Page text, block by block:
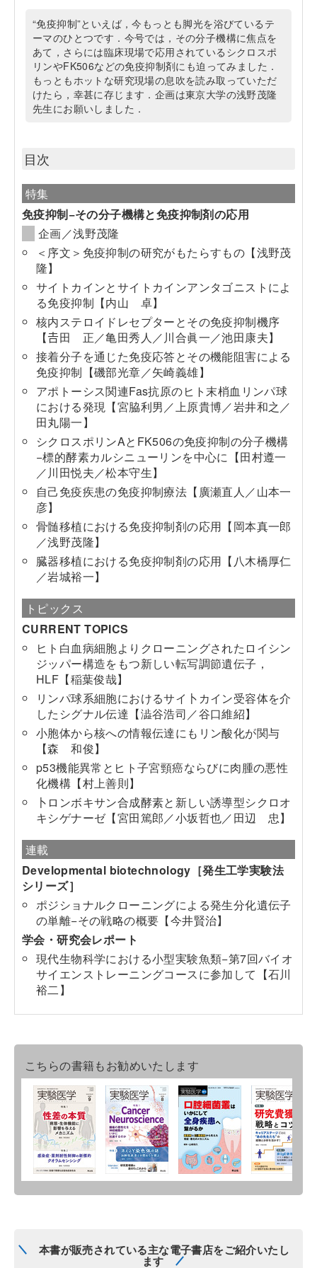
“免疫抑制”といえば，今もっとも脚光を浴びているテ
ーマのひとつです．今号では，その分子機構に焦点を
あて，さらには臨床現場で応用されているシクロスポ
リンやFK506などの免疫抑制剤にも迫ってみました．
もっともホットな研究現場の息吹を読み取っていただ
けたら，幸甚に存じます．企画は東京大学の浅野茂隆
先生にお願いしました．
目次
特集
免疫抑制−その分子機構と免疫抑制剤の応用
企画／浅野茂隆
＜序文＞免疫抑制の研究がもたらすもの【浅野茂
隆】
サイトカインとサイトカインアンタゴニストによ
る免疫抑制【内山 卓】
核内ステロイドレセプターとその免疫抑制機序
【𠮷田 正／亀田秀人／川合眞一／池田康夫】
接着分子を通じた免疫応答とその機能阻害による
免疫抑制【磯部光章／矢崎義雄】
アポトーシス関連Fas抗原のヒト末梢血リンパ球
における発現【宮脇利男／上原貴博／岩井和之／
田丸陽一】
シクロスポリンAとFK506の免疫抑制の分子機構
−標的酵素カルシニューリンを中心に【田村遵一
／川田悦夫／松本守生】
自己免疫疾患の免疫抑制療法【廣瀬直人／山本一
彦】
骨髄移植における免疫抑制剤の応用【岡本真一郎
／浅野茂隆】
臓器移植における免疫抑制剤の応用【八木橋厚仁
／岩城裕一】
トピックス
CURRENT TOPICS
ヒト白血病細胞よりクローニングされたロイシン
ジッパー構造をもつ新しい転写調節遺伝子，
HLF【稲葉俊哉】
リンパ球系細胞におけるサイ卜カイン受容体を介
したシグナル伝達【澁谷浩司／谷口維紹】
小胞体から核への情報伝達にもリン酸化が関与
【森 和俊】
p53機能異常とヒト子宮頸癌ならびに肉腫の悪性
化機構【村上善則】
卜ロンボキサン合成酵素と新しい誘導型シクロオ
キシゲナーゼ【宮田篤郎／小坂哲也／田辺 忠】
連載
Developmental biotechnology［発生工学実験法
シリーズ］
ポジショナルクローニングによる発生分化遺伝子
の単離−その戦略の概要【今井賢治】
学会・研究会レポート
現代生物科学における小型実験魚類−第7回バイオ
サイエンストレーニングコースに参加して【石川
裕二】
こちらの書籍もお勧めいたします
本書が販売されている主な電子書店をご紹介いたし
ます